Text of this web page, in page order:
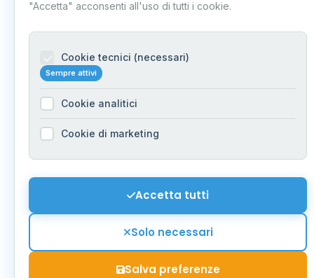
"Accetta" acconsenti all'uso di tutti i cookie.
Cookie tecnici (necessari)
Sempre attivi
Cookie analitici
Cookie di marketing
Accetta tutti
Solo necessari
Salva preferenze